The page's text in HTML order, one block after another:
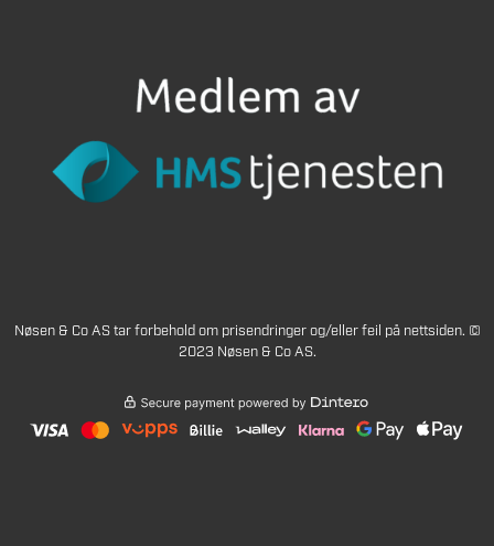
Nøsen & Co AS tar forbehold om prisendringer og/eller feil på nettsiden. ©
2023 Nøsen & Co AS.